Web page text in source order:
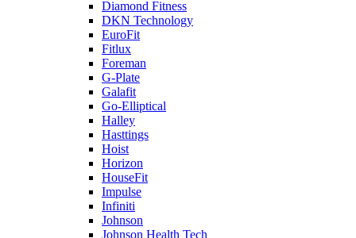
Diamond Fitness
DKN Technology
EuroFit
Fitlux
Foreman
G-Plate
Galafit
Go-Elliptical
Halley
Hasttings
Hoist
Horizon
HouseFit
Impulse
Infiniti
Johnson
Johnson Health Tech